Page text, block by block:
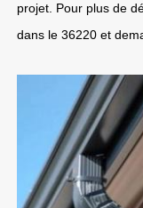
projet. Pour plus de
dans le 36220 et